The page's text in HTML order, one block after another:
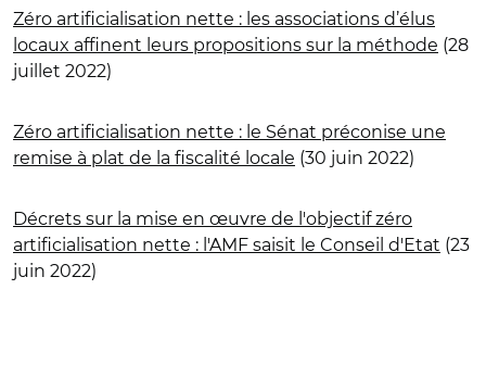
Zéro artificialisation nette : les associations d’élus
locaux affinent leurs propositions sur la méthode (28
juillet 2022)
Zéro artificialisation nette : le Sénat préconise une
remise à plat de la fiscalité locale (30 juin 2022)
Décrets sur la mise en œuvre de l'objectif zéro
artificialisation nette : l'AMF saisit le Conseil d'Etat (23
juin 2022)